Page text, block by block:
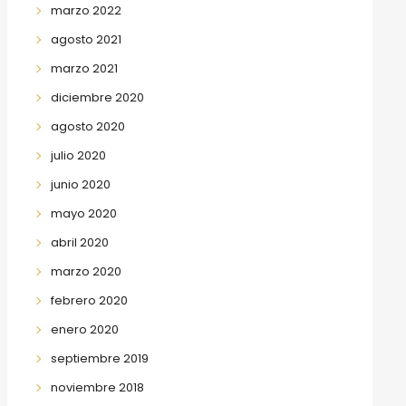
marzo 2022
agosto 2021
marzo 2021
diciembre 2020
agosto 2020
julio 2020
junio 2020
mayo 2020
abril 2020
marzo 2020
febrero 2020
enero 2020
septiembre 2019
noviembre 2018